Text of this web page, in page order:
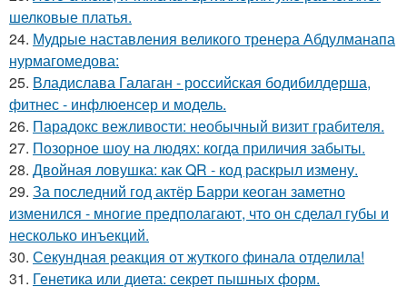
шелковые платья.
24. Мудрые наставления великого тренера Абдулманапа
нурмагомедова:
25. Владислава Галаган - российская бодибилдерша,
фитнес - инфлюенсер и модель.
26. Парадокс вежливости: необычный визит грабителя.
27. Позорное шоу на людях: когда приличия забыты.
28. Двойная ловушка: как QR - код раскрыл измену.
29. За последний год актёр Барри кеоган заметно
изменился - многие предполагают, что он сделал губы и
несколько инъекций.
30. Секундная реакция от жуткого финала отделила!
31. Генетика или диета: секрет пышных форм.